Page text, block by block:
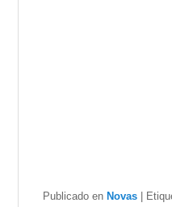
Publicado en Novas